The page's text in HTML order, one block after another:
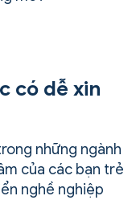
có dễ xin
những ngành
của các bạn trẻ
nghề nghiệp